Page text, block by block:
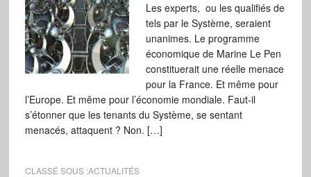
Les experts, ou les qualifiés de
tels par le Système, seraient
unanimes. Le programme
économique de Marine Le Pen
constituerait une réelle menace
pour la France. Et même pour
l’Europe. Et même pour l’économie mondiale. Faut-il
s’étonner que les tenants du Système, se sentant
menacés, attaquent ? Non. […]
CLASSÉ SOUS :ACTUALITÉS